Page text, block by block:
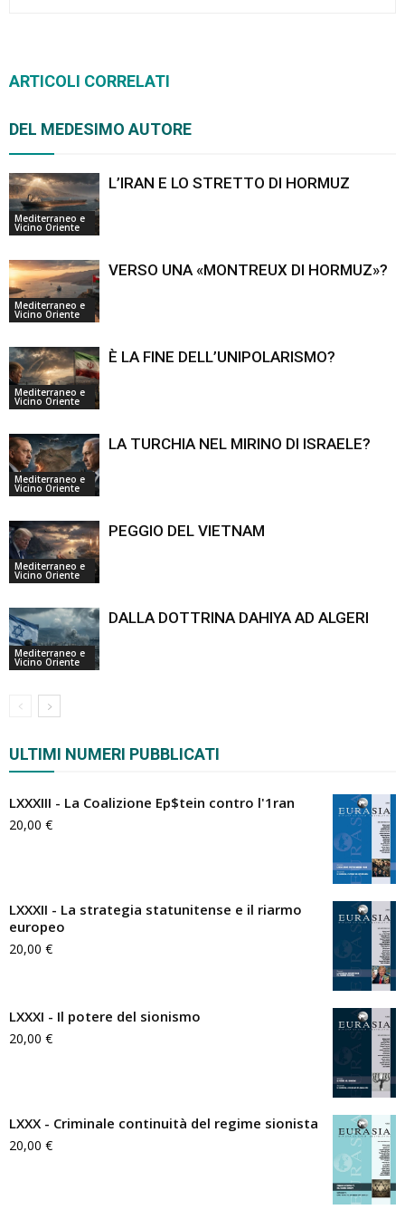
ARTICOLI CORRELATI
DEL MEDESIMO AUTORE
Mediterraneo e
Vicino Oriente
L’IRAN E LO STRETTO DI HORMUZ
Mediterraneo e
Vicino Oriente
VERSO UNA «MONTREUX DI HORMUZ»?
Mediterraneo e
Vicino Oriente
È LA FINE DELL’UNIPOLARISMO?
Mediterraneo e
Vicino Oriente
LA TURCHIA NEL MIRINO DI ISRAELE?
Mediterraneo e
Vicino Oriente
PEGGIO DEL VIETNAM
Mediterraneo e
Vicino Oriente
DALLA DOTTRINA DAHIYA AD ALGERI
ULTIMI NUMERI PUBBLICATI
LXXXIII - La Coalizione Ep$tein contro l'1ran
20,00 €
LXXXII - La strategia statunitense e il riarmo
europeo
20,00 €
LXXXI - Il potere del sionismo
20,00 €
LXXX - Criminale continuità del regime sionista
20,00 €